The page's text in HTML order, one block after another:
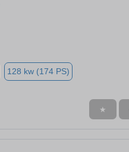
128 kw (174 PS)
★